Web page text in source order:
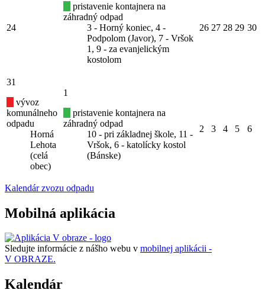
24
pristavenie kontajnera na
záhradný odpad
3 - Horný koniec, 4 -
Podpolom (Javor), 7 - Vršok
1, 9 - za evanjelickým
kostolom
26 27 28 29 30
31
vývoz
komunálneho
odpadu
Horná
Lehota
(celá
obec)
1
pristavenie kontajnera na
záhradný odpad
10 - pri základnej škole, 11 -
Vršok, 6 - katolícky kostol
(Bánske)
2 3 4 5 6
Kalendár zvozu odpadu
Mobilná aplikácia
Sledujte informácie z nášho webu v mobilnej aplikácii -
V OBRAZE.
Kalendár